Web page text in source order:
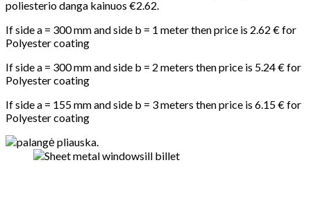
poliesterio danga kainuos €2.62.
If side a = 300 mm and side b = 1 meter then price is 2.62 € for
Polyester coating
If side a = 300 mm and side b = 2 meters then price is 5.24 € for
Polyester coating
If side a = 155 mm and side b = 3 meters then price is 6.15 € for
Polyester coating